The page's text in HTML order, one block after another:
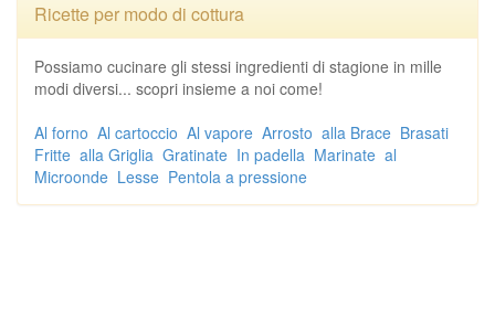
Ricette per modo di cottura
Possiamo cucinare gli stessi ingredienti di stagione in mille
modi diversi... scopri insieme a noi come!
Al forno Al cartoccio Al vapore Arrosto alla Brace Brasati
Fritte alla Griglia Gratinate In padella Marinate al
Microonde Lesse Pentola a pressione